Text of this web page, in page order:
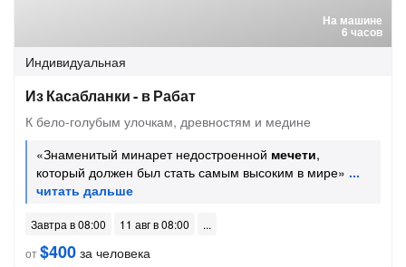
На машине
6 часов
Индивидуальная
Из Касабланки - в Рабат
К бело-голубым улочкам, древностям и медине
«Знаменитый минарет недостроенной мечети,
который должен был стать самым высоким в мире»
Завтра в 08:00
11 авг в 08:00
от$400 за человека